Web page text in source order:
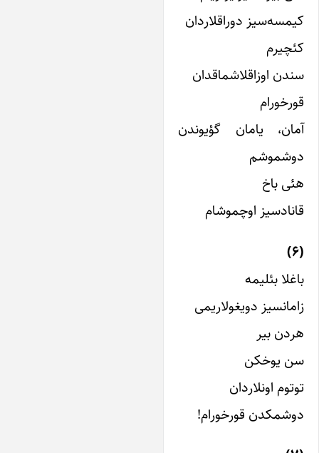
دوراقلاردان
اوزاقلاشماقدان
یامان گؤیوندن
باخ
اوچموشام
بئلیمه
دویغولاریمی
بیر
یوخکن
اونلاردان
قورخورام!